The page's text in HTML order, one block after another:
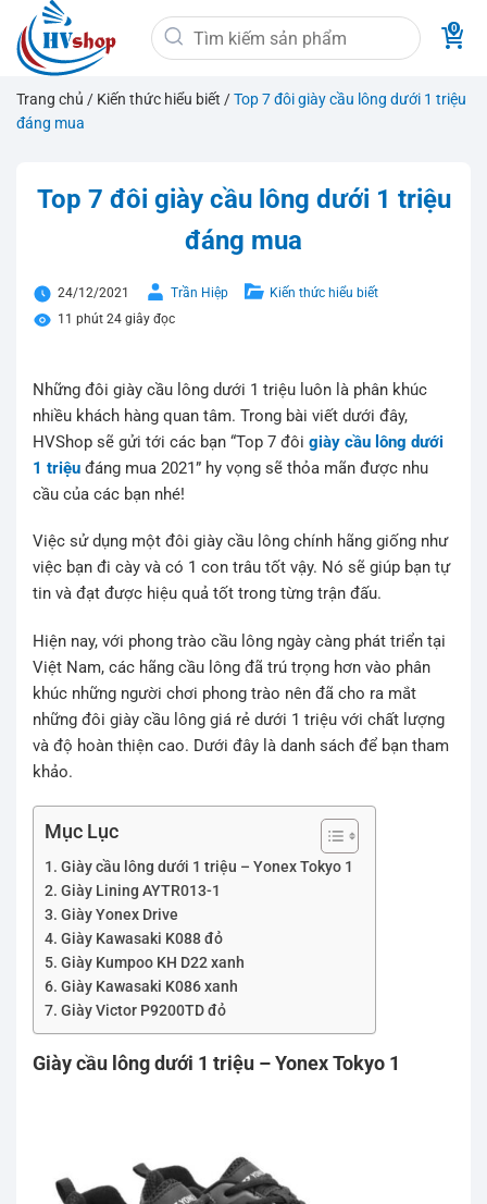
qua
nội
dung
Tìm
kiếm:
Trang chủ / Kiến thức hiểu biết /Top 7 đôi giày cầu lông dưới 1 triệu
đáng mua
Top 7 đôi giày cầu lông dưới 1 triệu
đáng mua
24/12/2021 Trần Hiệp
Kiến thức hiểu biết
11 phút 24 giây đọc
Những đôi giày cầu lông dưới 1 triệu luôn là phân khúc
nhiều khách hàng quan tâm. Trong bài viết dưới đây,
HVShop sẽ gửi tới các bạn “Top 7 đôi giày cầu lông dưới
1 triệu đáng mua 2021” hy vọng sẽ thỏa mãn được nhu
cầu của các bạn nhé!
Việc sử dụng một đôi giày cầu lông chính hãng giống như
việc bạn đi cày và có 1 con trâu tốt vậy. Nó sẽ giúp bạn tự
tin và đạt được hiệu quả tốt trong từng trận đấu.
Hiện nay, với phong trào cầu lông ngày càng phát triển tại
Việt Nam, các hãng cầu lông đã trú trọng hơn vào phân
khúc những người chơi phong trào nên đã cho ra mắt
những đôi giày cầu lông giá rẻ dưới 1 triệu với chất lượng
và độ hoàn thiện cao. Dưới đây là danh sách để bạn tham
khảo.
Mục Lục
Giày cầu lông dưới 1 triệu – Yonex Tokyo 1
Giày Lining AYTR013-1
Giày Yonex Drive
Giày Kawasaki K088 đỏ
Giày Kumpoo KH D22 xanh
Giày Kawasaki K086 xanh
Giày Victor P9200TD đỏ
Giày cầu lông dưới 1 triệu – Yonex Tokyo 1